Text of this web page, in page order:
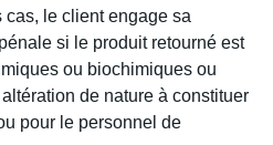
cas, le client engage sa
si le produit retourné est
ou biochimiques ou
de nature à constituer
pour le personnel de